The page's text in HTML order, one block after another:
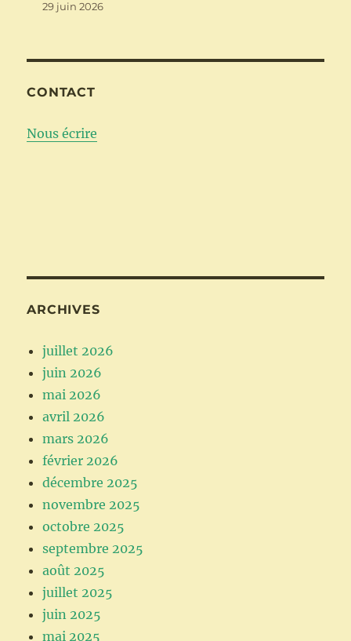
29 juin 2026
CONTACT
Nous écrire
ARCHIVES
juillet 2026
juin 2026
mai 2026
avril 2026
mars 2026
février 2026
décembre 2025
novembre 2025
octobre 2025
septembre 2025
août 2025
juillet 2025
juin 2025
mai 2025